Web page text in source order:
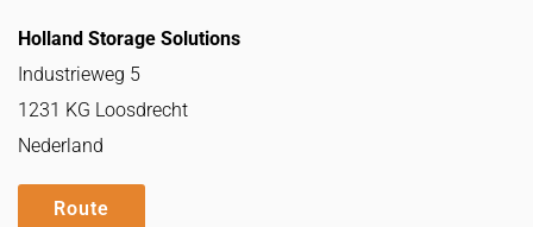
Holland Storage Solutions
Industrieweg 5
1231 KG Loosdrecht
Nederland
Route